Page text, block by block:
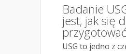
Badanie
jest, jak się
USG to jedno z